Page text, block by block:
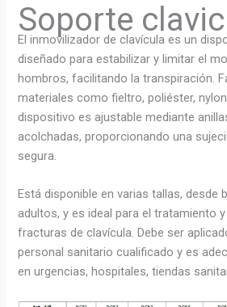
Soporte
El inmovilizador de clavícula es un
diseñado para estabilizar y limitar el
hombros, facilitando la transpiración.
materiales como fieltro, poliéster,
dispositivo es ajustable mediante
acolchadas, proporcionando una
segura.
Está disponible en varias tallas, desde
adultos, y es ideal para el tratamiento
fracturas de clavícula. Debe ser
personal sanitario cualificado y es
en urgencias, hospitales, tiendas